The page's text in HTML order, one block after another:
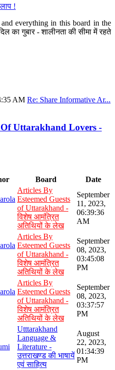
!
everything in this board in the
का गुबार - शालीनता की सीमा में रहते
AM Re: Share Informative Ar...
Uttarakhand Lovers -
Board Date
Articles By
Esteemed Guests
of Uttarakhand -
विशेष आमंत्रित
अतिथियों के लेख
September
11, 2023,
06:39:36
AM
Articles By
Esteemed Guests
of Uttarakhand -
विशेष आमंत्रित
अतिथियों के लेख
September
08, 2023,
03:45:08
PM
Articles By
Esteemed Guests
of Uttarakhand -
विशेष आमंत्रित
अतिथियों के लेख
September
08, 2023,
03:37:57
PM
Utttarakhand
Language &
Literature -
उत्तराखण्ड की भाषायें
एवं साहित्य
August
22, 2023,
01:34:39
PM